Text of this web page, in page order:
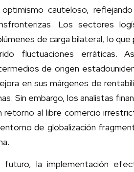
cauteloso,
Los sectores
de carga bilateral, lo
fluctuaciones erráticas.
de origen
en sus márgenes de
Sin embargo, los analistas
retorno al libre comercio
de globalización
futuro, la implementación